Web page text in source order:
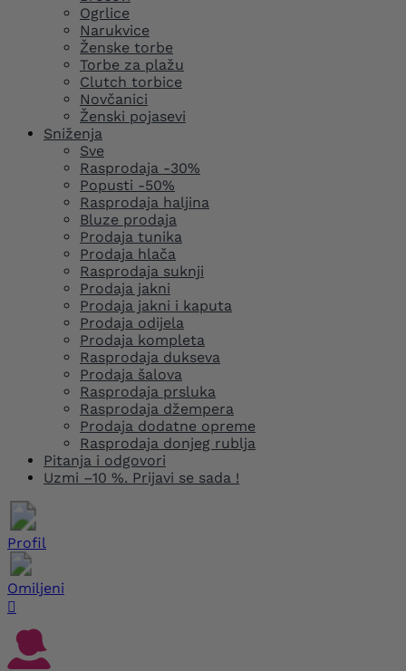
Ogrlice
Narukvice
Ženske torbe
Torbe za plažu
Clutch torbice
Novčanici
Ženski pojasevi
Sniženja
Sve
Rasprodaja -30%
Popusti -50%
Rasprodaja haljina
Bluze prodaja
Prodaja tunika
Prodaja hlača
Rasprodaja suknji
Prodaja jakni
Prodaja jakni i kaputa
Prodaja odijela
Prodaja kompleta
Rasprodaja dukseva
Prodaja šalova
Rasprodaja prsluka
Rasprodaja džempera
Prodaja dodatne opreme
Rasprodaja donjeg rublja
Pitanja i odgovori
Uzmi –10 %. Prijavi se sada !
Profil
Omiljeni
